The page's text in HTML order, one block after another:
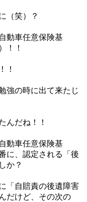
（笑）？
動車任意保険基
！！
！
強の時に出て来たじ
んだね！！
動車任意保険基
に、認定される「後
か？
「自賠責の後遺障害
だけど、その次の